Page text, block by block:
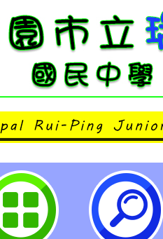
中級暨中高級、